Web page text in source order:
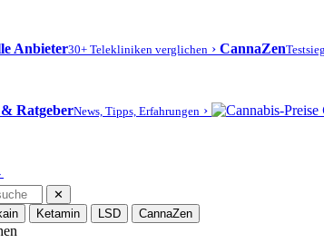
Anbieter30+ Telekliniken verglichen › CannaZen
RatgeberNews, Tipps, Erfahrungen ›
✕
Ketamin LSD CannaZen